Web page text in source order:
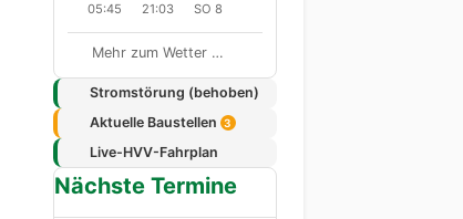
05:45 21:03 SO 8
Mehr zum Wetter …
Stromstörung (behoben)
Aktuelle Baustellen
3
Live-HVV-Fahrplan
Nächste Termine